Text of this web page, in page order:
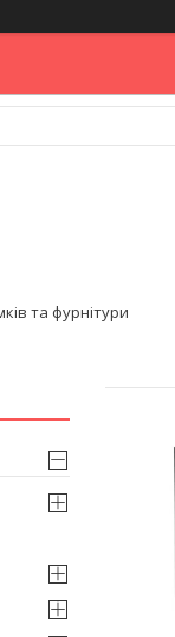
та фурнітури